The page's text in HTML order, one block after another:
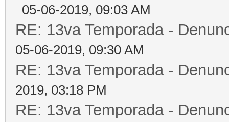
05-06-2019, 09:03 AM
RE: 13va Temporada -
05-06-2019, 09:30 AM
RE: 13va Temporada -
2019, 03:18 PM
RE: 13va Temporada -